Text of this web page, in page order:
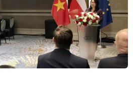
thỏa thuận về
eo biển